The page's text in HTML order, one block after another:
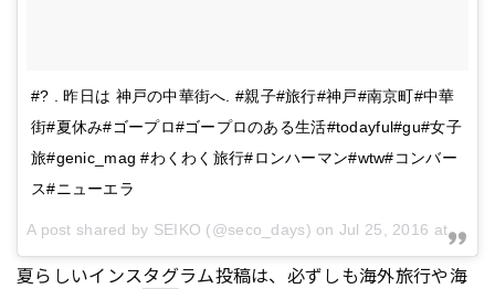
#? . 昨日は 神戸の中華街へ. #親子#旅行#神戸#南京町#中華
街#夏休み#ゴープロ#ゴープロのある生活#todayful#gu#女子
旅#genic_mag #わくわく旅行#ロンハーマン#wtw#コンバー
ス#ニューエラ
A post shared by SEIKO (@seco_days) on Jul 25, 2016 at 11:35pm PDT
夏らしいインスタグラム投稿は、必ずしも海外旅行や海